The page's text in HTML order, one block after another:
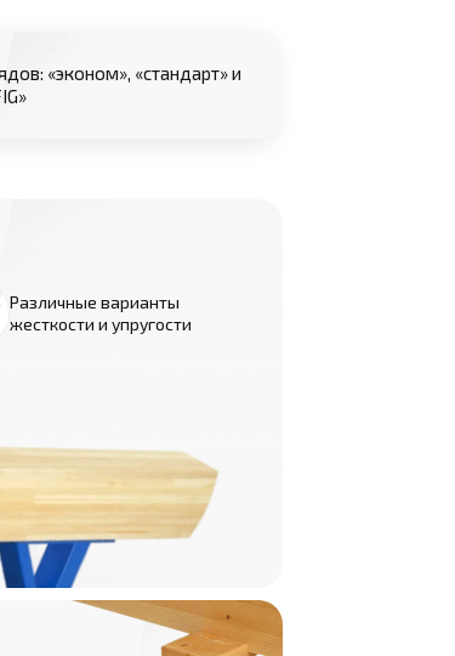
«эконом», «стандарт» и
Различные варианты
жесткости и упругости